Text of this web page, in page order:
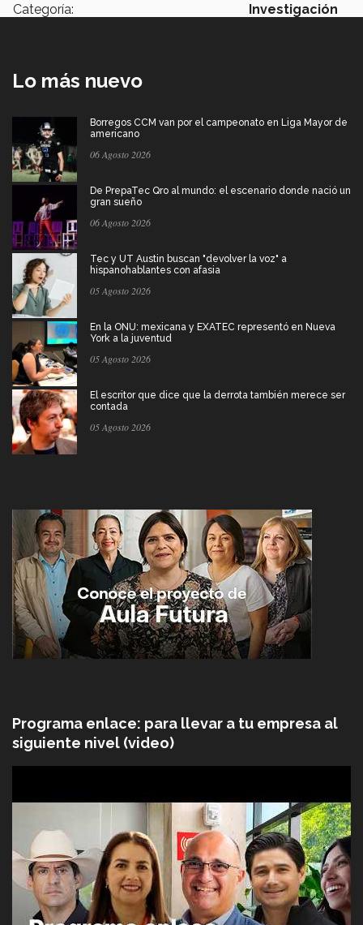
Categoría: Investigación
Lo más nuevo
Borregos CCM van por el campeonato en Liga Mayor de
americano
06 Agosto 2026
De PrepaTec Qro al mundo: el escenario donde nació un
gran sueño
06 Agosto 2026
Tec y UT Austin buscan "devolver la voz" a
hispanohablantes con afasia
05 Agosto 2026
En la ONU: mexicana y EXATEC representó en Nueva
York a la juventud
05 Agosto 2026
El escritor que dice que la derrota también merece ser
contada
05 Agosto 2026
Programa enlace: para llevar a tu empresa al
siguiente nivel (video)